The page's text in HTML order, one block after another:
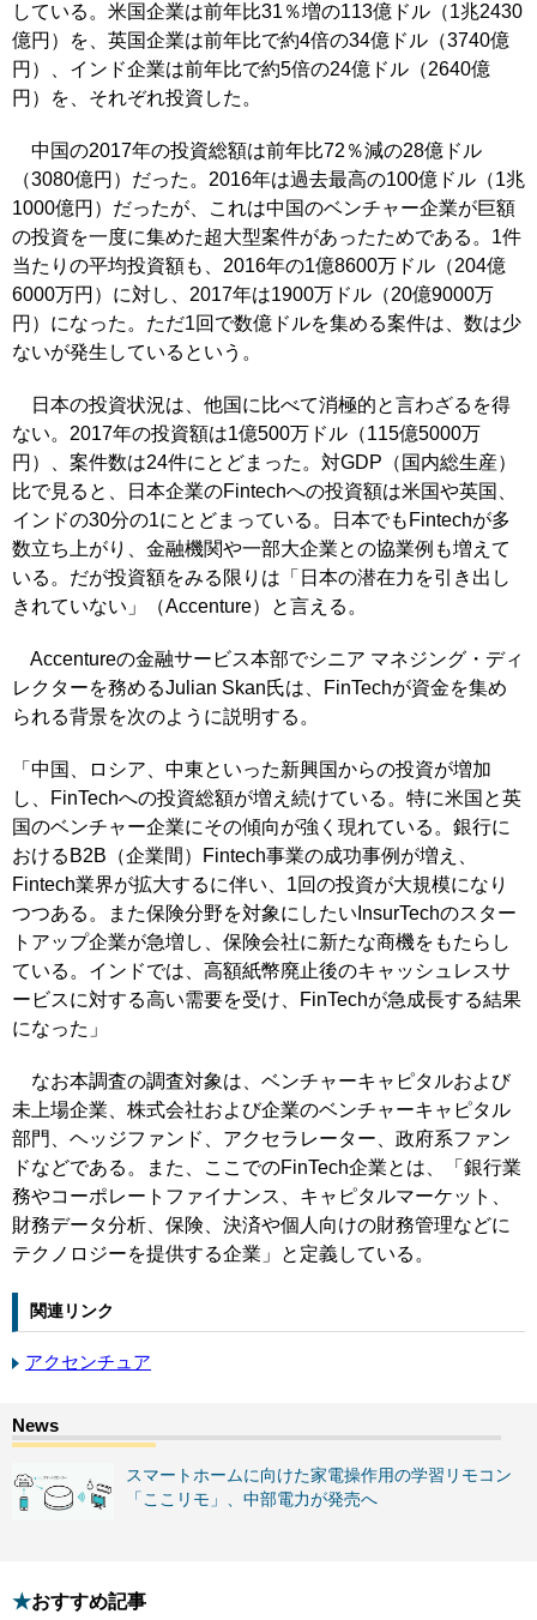
している。米国企業は前年比31％増の113億ドル（1兆2430
億円）を、英国企業は前年比で約4倍の34億ドル（3740億
円）、インド企業は前年比で約5倍の24億ドル（2640億
円）を、それぞれ投資した。
中国の2017年の投資総額は前年比72％減の28億ドル
（3080億円）だった。2016年は過去最高の100億ドル（1兆
1000億円）だったが、これは中国のベンチャー企業が巨額
の投資を一度に集めた超大型案件があったためである。1件
当たりの平均投資額も、2016年の1億8600万ドル（204億
6000万円）に対し、2017年は1900万ドル（20億9000万
円）になった。ただ1回で数億ドルを集める案件は、数は少
ないが発生しているという。
日本の投資状況は、他国に比べて消極的と言わざるを得
ない。2017年の投資額は1億500万ドル（115億5000万
円）、案件数は24件にとどまった。対GDP（国内総生産）
比で見ると、日本企業のFintechへの投資額は米国や英国、
インドの30分の1にとどまっている。日本でもFintechが多
数立ち上がり、金融機関や一部大企業との協業例も増えて
いる。だが投資額をみる限りは「日本の潜在力を引き出し
きれていない」（Accenture）と言える。
Accentureの金融サービス本部でシニア マネジング・ディ
レクターを務めるJulian Skan氏は、FinTechが資金を集め
られる背景を次のように説明する。
「中国、ロシア、中東といった新興国からの投資が増加
し、FinTechへの投資総額が増え続けている。特に米国と英
国のベンチャー企業にその傾向が強く現れている。銀行に
おけるB2B（企業間）Fintech事業の成功事例が増え、
Fintech業界が拡大するに伴い、1回の投資が大規模になり
つつある。また保険分野を対象にしたいInsurTechのスター
トアップ企業が急増し、保険会社に新たな商機をもたらし
ている。インドでは、高額紙幣廃止後のキャッシュレスサ
ービスに対する高い需要を受け、FinTechが急成長する結果
になった」
なお本調査の調査対象は、ベンチャーキャピタルおよび
未上場企業、株式会社および企業のベンチャーキャピタル
部門、ヘッジファンド、アクセラレーター、政府系ファン
ドなどである。また、ここでのFinTech企業とは、「銀行業
務やコーポレートファイナンス、キャピタルマーケット、
財務データ分析、保険、決済や個人向けの財務管理などに
テクノロジーを提供する企業」と定義している。
関連リンク
アクセンチュア
スマートホームに向けた家電操作用の学習リモコン
「ここリモ」、中部電力が発売へ
おすすめ記事